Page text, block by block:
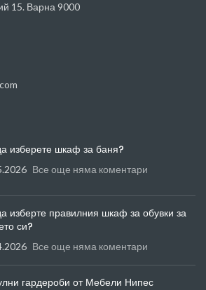
15. Варна 9000
изберете шкаф за баня?
Все още няма коментари
изберте правилния шкаф за обувки за
си?
Все още няма коментари
гардероби от Мебели Нипес